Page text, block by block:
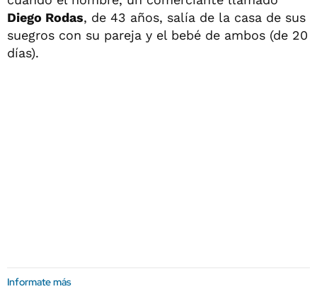
Diego Rodas, de 43 años, salía de la casa de sus
suegros con su pareja y el bebé de ambos (de 20
días).
Informate más